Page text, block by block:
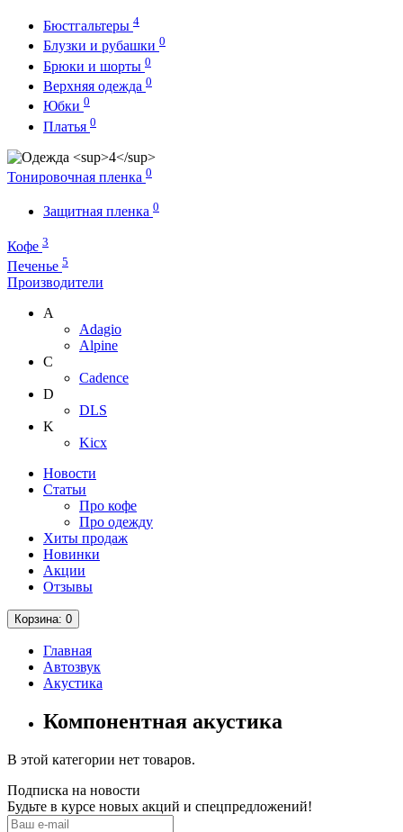
Бюстгальтеры 4
Блузки и рубашки 0
Брюки и шорты 0
Верхняя одежда 0
Юбки 0
Платья 0
Тонировочная пленка 0
Защитная пленка 0
Кофе 3
Печенье 5
Производители
A
Adagio
Alpine
C
Cadence
D
DLS
K
Kicx
Новости
Статьи
Про кофе
Про одежду
Хиты продаж
Новинки
Акции
Отзывы
Корзина: 0
Главная
Автозвук
Акустика
Компонентная акустика
В этой категории нет товаров.
Подписка на новости
Будьте в курсе новых акций и спецпредложений!